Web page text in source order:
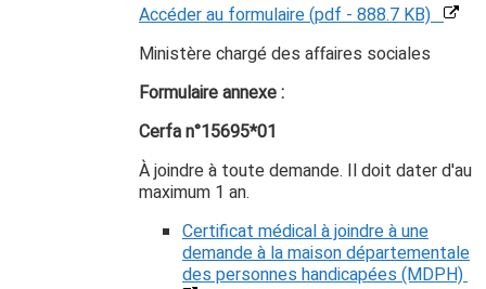
Accéder au formulaire (pdf - 888.7 KB)
Ministère chargé des affaires sociales
Formulaire annexe :
Cerfa n°15695*01
À joindre à toute demande. Il doit dater d'au
maximum 1 an.
Certificat médical à joindre à une
demande à la maison départementale
des personnes handicapées (MDPH)